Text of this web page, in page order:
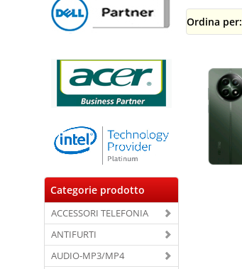
Categorie prodotto
ACCESSORI TELEFONIA
ANTIFURTI
AUDIO-MP3/MP4
Ordina per: